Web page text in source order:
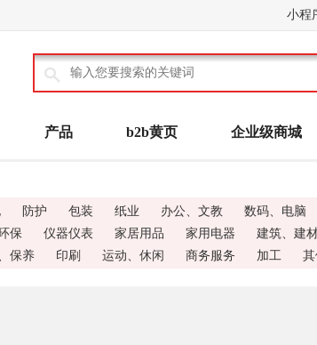
小程

产品 b2b黄页 企业级商城
防护 包装 纸业 办公、文教 数码、电脑
保 仪器仪表 家居用品 家用电器 建筑、建
保养 印刷 运动、休闲 商务服务 加工